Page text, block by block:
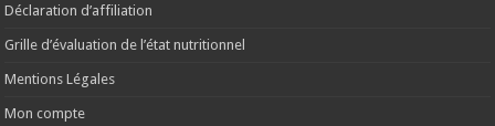
Déclaration d’affiliation
Grille d’évaluation de l’état nutritionnel
Mentions Légales
Mon compte